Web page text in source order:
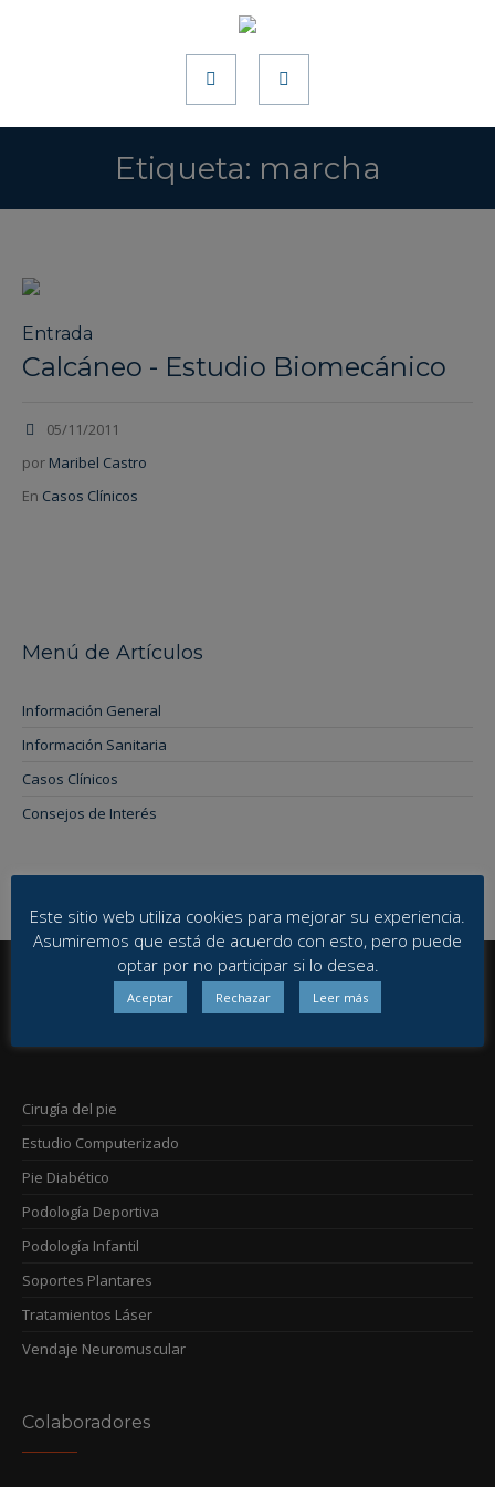
Etiqueta: marcha
Entrada
Calcáneo - Estudio Biomecánico
05/11/2011
por Maribel Castro
En Casos Clínicos
Menú de Artículos
Información General
Información Sanitaria
Casos Clínicos
Consejos de Interés
Nuestros Servicios
Cirugía del pie
Estudio Computerizado
Pie Diabético
Podología Deportiva
Podología Infantil
Soportes Plantares
Tratamientos Láser
Vendaje Neuromuscular
Colaboradores
Este sitio web utiliza cookies para mejorar su experiencia.
Asumiremos que está de acuerdo con esto, pero puede
optar por no participar si lo desea.
Aceptar Rechazar Leer más